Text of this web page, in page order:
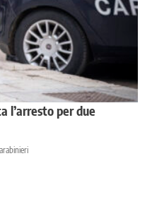
l’arresto per due